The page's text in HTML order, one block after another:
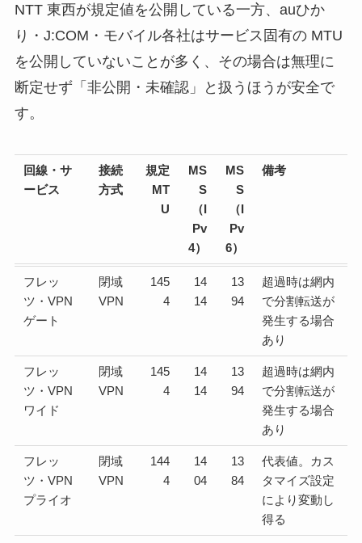
NTT 東西が規定値を公開している一方、auひか
り・J:COM・モバイル各社はサービス固有の MTU
を公開していないことが多く、その場合は無理に
断定せず「非公開・未確認」と扱うほうが安全で
す。
回線・サ
ービス
接続
方式
規定
MT
U
MS
S
（I
Pv
4）
MS
S
（I
Pv
6）
備考
フレッ
ツ・VPN
ゲート
閉域
VPN
145
4
14
14
13
94
超過時は網内
で分割転送が
発生する場合
あり
フレッ
ツ・VPN
ワイド
閉域
VPN
145
4
14
14
13
94
超過時は網内
で分割転送が
発生する場合
あり
フレッ
ツ・VPN
プライオ
閉域
VPN
144
4
14
04
13
84
代表値。カス
タマイズ設定
により変動し
得る